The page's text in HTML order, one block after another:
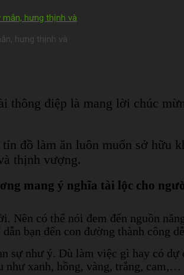
hưng thịnh và
thông điệp là mang lời chúc
đồ làm ăn luôn muốn sở hữu
thịnh vượng.
mang ý nghĩa tài lộc cho
Nên có thể nói đem đến nguồn
bạn đến con đường thành công
sự như ý. Dù làm việc gì hay có
như xanh, hồng, vàng, trắng, cam,…